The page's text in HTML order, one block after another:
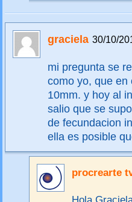
graciela 30/10/
mi pregunta se
como yo, que en
10mm. y hoy al
salio que se
de fecundacion
ella es posible
procrearte
Hola